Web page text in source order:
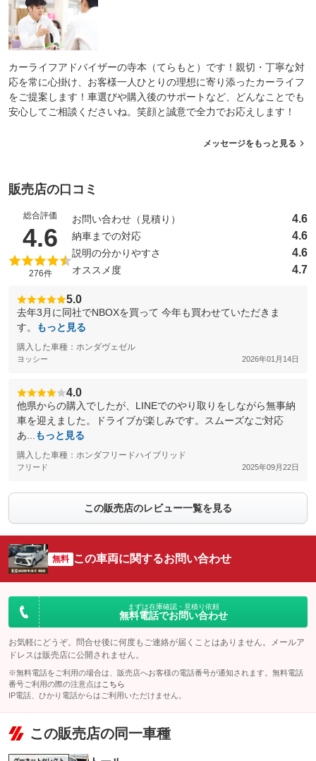
カーライフアドバイザーの寺本（てらもと）です！親切・丁寧な対
応を常に心掛け、お客様一人ひとりの理想に寄り添ったカーライフ
をご提案します！車選びや購入後のサポートなど、どんなことでも
安心してご相談くださいね。笑顔と誠意で全力でお応えします！
メッセージをもっと見る
販売店の口コミ
総合評価
4.6 （5点満点中）
276件
お問い合わせ（見積り） 4.6
納車までの対応 4.6
説明の分かりやすさ 4.6
オススメ度 4.7
5.0
去年3月に同社でNBOXを買って 今年も買わせていただきま
す。
もっと見る
購入した車種：ホンダヴェゼル
ヨッシー 2026年01月14日
4.0
他県からの購入でしたが、LINEでのやり取りをしながら無事納
車を迎えました。ドライブが楽しみです。スムーズなご対応
あ...
もっと見る
購入した車種：ホンダフリードハイブリッド
フリード 2025年09月22日
この販売店のレビュー一覧を見る
無料 この車両に関するお問い合わせ
まずは在庫確認・見積り依頼
無料電話でお問い合わせ
お気軽にどうぞ。問合せ後に何度もご連絡が届くことはありません。メールア
ドレスは販売店に公開されません。
※無料電話をご利用の場合は、販売店へお客様の電話番号が通知されます。無料電話
番号ご利用の際の注意点は こちら
IP電話、ひかり電話からはご利用いただけません。
この販売店の同一車種